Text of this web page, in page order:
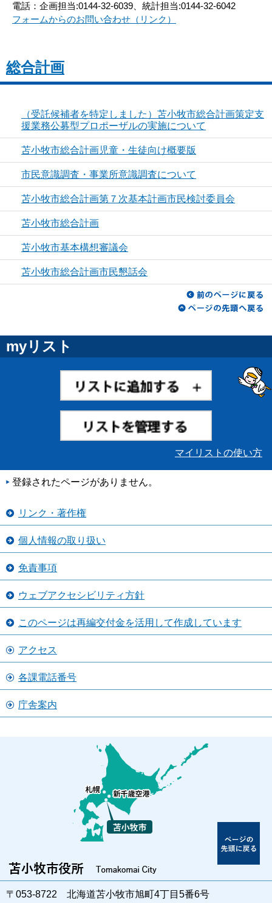
電話：企画担当:0144-32-6039、統計担当:0144-32-6042
フォームからのお問い合わせ（リンク）
総合計画
（受託候補者を特定しました）苫小牧市総合計画策定支
援業務公募型プロポーザルの実施について
苫小牧市総合計画児童・生徒向け概要版
市民意識調査・事業所意識調査について
苫小牧市総合計画第７次基本計画市民検討委員会
苫小牧市総合計画
苫小牧市基本構想審議会
苫小牧市総合計画市民懇話会
myリスト
マイリストの使い方
登録されたページがありません。
リンク・著作権
個人情報の取り扱い
免責事項
ウェブアクセシビリティ方針
このページは再編交付金を活用して作成しています
アクセス
各課電話番号
庁舎案内
〒053-8722 北海道苫小牧市旭町4丁目5番6号